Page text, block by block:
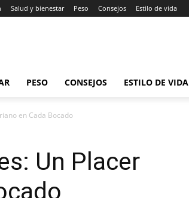
Salud y bienestar Peso Consejos Estilo de vida
PESO CONSEJOS ESTILO DE VIDA
en Cada Bocado
Un Placer